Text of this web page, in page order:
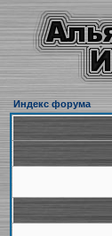
Индекс форума